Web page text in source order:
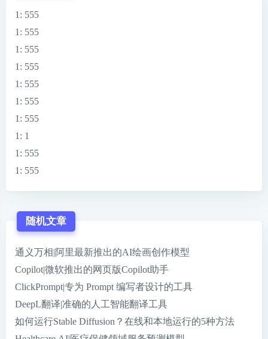
1 : 555
1 : 555
1 : 555
1 : 555
1 : 555
1 : 555
1 : 555
1 : 1
1 : 555
1 : 555
随机文章
通义万相|阿里最新推出的AI绘画创作模型
Copilot|微软推出的网页版Copilot助手
ClickPrompt|专为 Prompt 编写者设计的工具
DeepL翻译|准确的人工智能翻译工具
如何运行Stable Diffusion？在线和本地运行的5种方法